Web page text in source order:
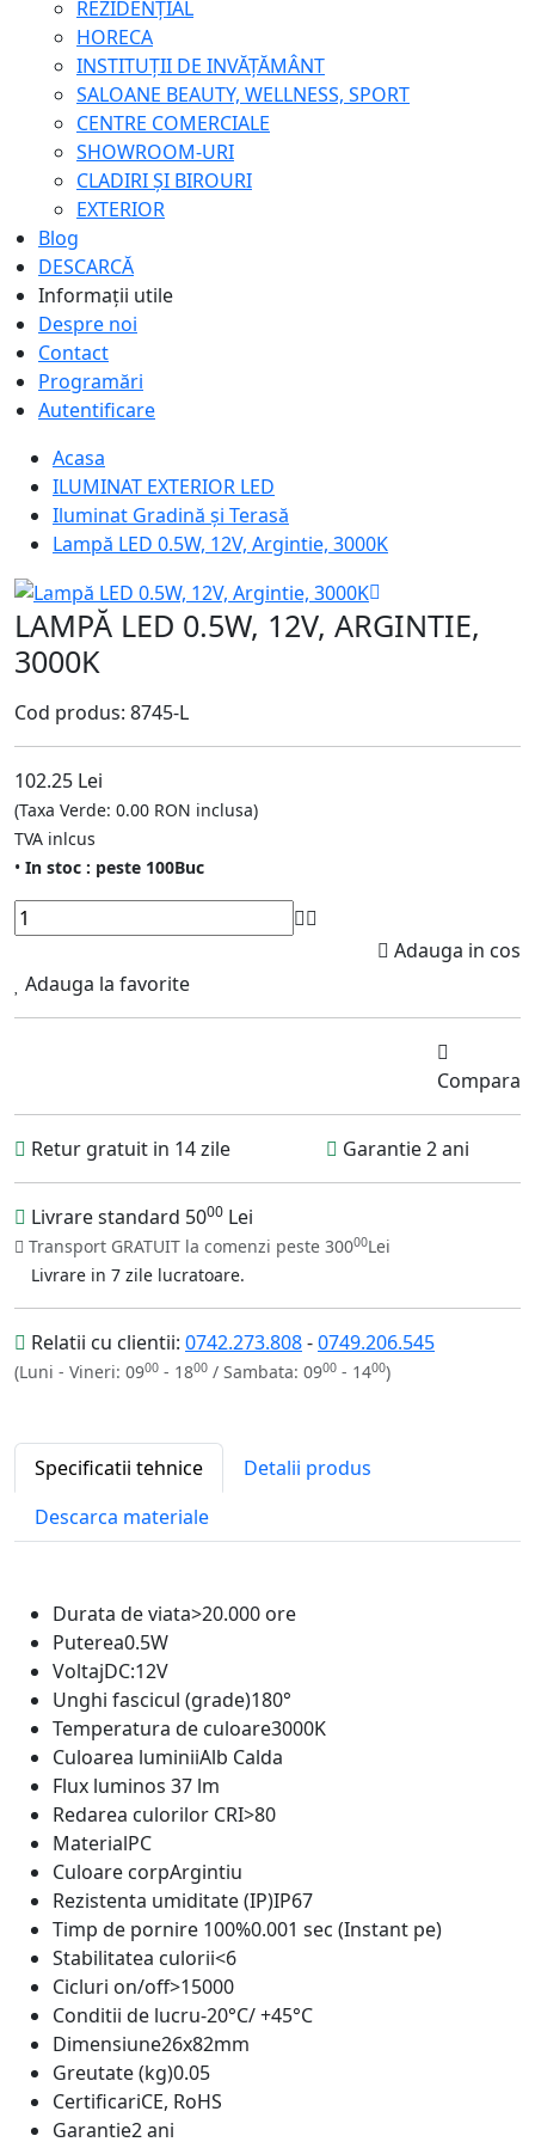
REZIDENȚIAL
HORECA
INSTITUȚII DE INVĂȚĂMÂNT
SALOANE BEAUTY, WELLNESS, SPORT
CENTRE COMERCIALE
SHOWROOM-URI
CLADIRI ȘI BIROURI
EXTERIOR
Blog
DESCARCĂ
Informații utile
Despre noi
Contact
Programări
Autentificare
Acasa
ILUMINAT EXTERIOR LED
Iluminat Gradină și Terasă
Lampă LED 0.5W, 12V, Argintie, 3000K
LAMPĂ LED 0.5W, 12V, ARGINTIE,
3000K
Cod produs: 8745-L
102.25 Lei
(Taxa Verde: 0.00 RON inclusa)
TVA inlcus
• In stoc : peste 100Buc
Adauga in cos
Adauga la favorite
Compara
Retur gratuit in 14 zile Garantie 2 ani
Livrare standard 5000 Lei
Transport GRATUIT la comenzi peste 30000Lei
Livrare in 7 zile lucratoare.
Relatii cu clientii: 0742.273.808-0749.206.545
(Luni - Vineri: 0900 - 1800 / Sambata: 0900 - 1400)
Specificatii tehnice
Detalii produs
Descarca materiale
Durata de viata>20.000 ore
Puterea0.5W
VoltajDC:12V
Unghi fascicul (grade)180°
Temperatura de culoare3000K
Culoarea luminiiAlb Calda
Flux luminos 37 lm
Redarea culorilor CRI>80
MaterialPC
Culoare corpArgintiu
Rezistenta umiditate (IP)IP67
Timp de pornire 100%0.001 sec (Instant pe)
Stabilitatea culorii<6
Cicluri on/off>15000
Conditii de lucru-20°C/ +45°C
Dimensiune26x82mm
Greutate (kg)0.05
CertificariCE, RoHS
Garantie2 ani